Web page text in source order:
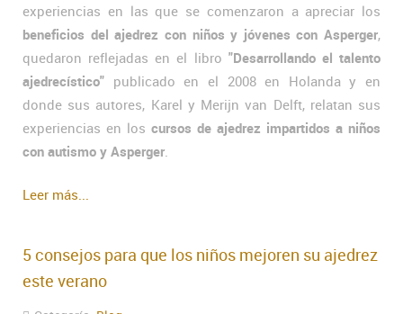
experiencias en las que se comenzaron a apreciar los
beneficios del ajedrez con niños y jóvenes con Asperger,
quedaron reflejadas en el libro "Desarrollando el talento
ajedrecístico" publicado en el 2008 en Holanda y en
donde sus autores, Karel y Merijn van Delft, relatan sus
experiencias en los cursos de ajedrez impartidos a niños
con autismo y Asperger
Leer más...
5 consejos para que los niños mejoren su ajedrez
este verano